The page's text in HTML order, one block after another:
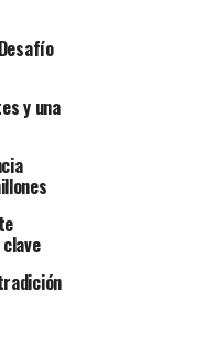
y una